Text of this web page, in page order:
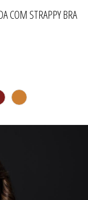
COM STRAPPY BRA